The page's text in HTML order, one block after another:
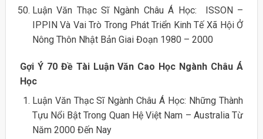
Luận Văn Thạc Sĩ Ngành Châu Á Học: ISSON –
IPPIN Và Vai Trò Trong Phát Triển Kinh Tế Xã Hội Ở
Nông Thôn Nhật Bản Giai Đoạn 1980 – 2000
Gợi Ý 70 Đề Tài Luận Văn Cao Học Ngành Châu Á
Học
Luận Văn Thạc Sĩ Ngành Châu Á Học: Những Thành
Tựu Nổi Bật Trong Quan Hệ Việt Nam – Australia Từ
Năm 2000 Đến Nay